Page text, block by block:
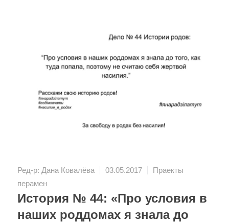
Ред-р: Дана Ковалёва 03.05.2017
Праекты
перамен
История № 44: «Про условия в
наших роддомах я знала до